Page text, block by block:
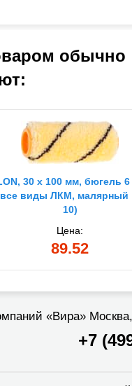
обычно
30 х 100 мм, бюгель
виды ЛКМ, малярный
10)
Цена:
89.52
«Вира»
+7